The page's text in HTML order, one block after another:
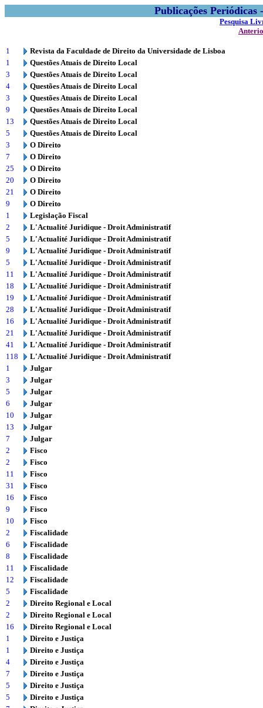
Publicações
Pesquisa
1
Revista da Faculdade de Direito da Universidade de Lisboa
1
Questões Atuais de Direito Local
3
Questões Atuais de Direito Local
4
Questões Atuais de Direito Local
3
Questões Atuais de Direito Local
9
Questões Atuais de Direito Local
13
Questões Atuais de Direito Local
5
Questões Atuais de Direito Local
3
O Direito
7
O Direito
25
O Direito
20
O Direito
21
O Direito
9
O Direito
1
Legislação Fiscal
2
L'Actualité Juridique - Droit Administratif
5
L'Actualité Juridique - Droit Administratif
9
L'Actualité Juridique - Droit Administratif
5
L'Actualité Juridique - Droit Administratif
11
L'Actualité Juridique - Droit Administratif
18
L'Actualité Juridique - Droit Administratif
19
L'Actualité Juridique - Droit Administratif
28
L'Actualité Juridique - Droit Administratif
16
L'Actualité Juridique - Droit Administratif
21
L'Actualité Juridique - Droit Administratif
41
L'Actualité Juridique - Droit Administratif
118
L'Actualité Juridique - Droit Administratif
1
Julgar
3
Julgar
5
Julgar
6
Julgar
10
Julgar
13
Julgar
7
Julgar
2
Fisco
2
Fisco
11
Fisco
31
Fisco
16
Fisco
9
Fisco
10
Fisco
2
Fiscalidade
6
Fiscalidade
8
Fiscalidade
11
Fiscalidade
12
Fiscalidade
5
Fiscalidade
2
Direito Regional e Local
2
Direito Regional e Local
16
Direito Regional e Local
1
Direito e Justiça
1
Direito e Justiça
4
Direito e Justiça
7
Direito e Justiça
5
Direito e Justiça
5
Direito e Justiça